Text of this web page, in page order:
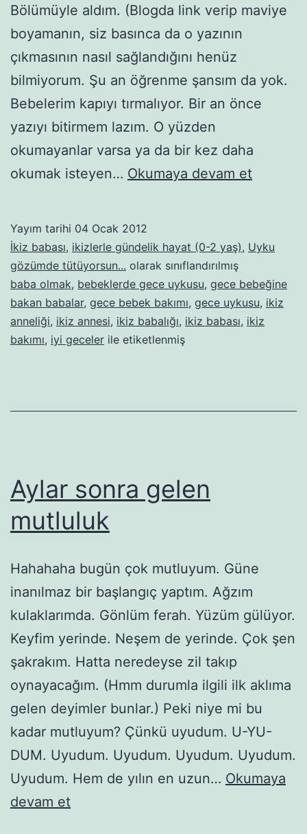
Bölümüyle aldım. (Blogda link verip maviye
boyamanın, siz basınca da o yazının
çıkmasının nasıl sağlandığını henüz
bilmiyorum. Şu an öğrenme şansım da yok.
Bebelerim kapıyı tırmalıyor. Bir an önce
yazıyı bitirmem lazım. O yüzden
okumayanlar varsa ya da bir kez daha
okumak isteyen… Okumaya devam etBabalara
2.
Gece
rutiniyle
Yayım tarihi 04 Ocak 2012
İkiz babası, ikizlerle gündelik hayat (0-2 yaş), Uyku
gözümde tütüyorsun... olarak sınıflandırılmış
baba olmak, bebeklerde gece uykusu, gece bebeğine
bakan babalar, gece bebek bakımı, gece uykusu, ikiz
anneliği, ikiz annesi, ikiz babalığı, ikiz babası, ikiz
bakımı, iyi geceler ile etiketlenmiş
Aylar sonra gelen
mutluluk
Hahahaha bugün çok mutluyum. Güne
inanılmaz bir başlangıç yaptım. Ağzım
kulaklarımda. Gönlüm ferah. Yüzüm gülüyor.
Keyfim yerinde. Neşem de yerinde. Çok şen
şakrakım. Hatta neredeyse zil takıp
oynayacağım. (Hmm durumla ilgili ilk aklıma
gelen deyimler bunlar.) Peki niye mi bu
kadar mutluyum? Çünkü uyudum. U-YU-
DUM. Uyudum. Uyudum. Uyudum. Uyudum.
Uyudum. Hem de yılın en uzun… Okumaya
devam etAylar